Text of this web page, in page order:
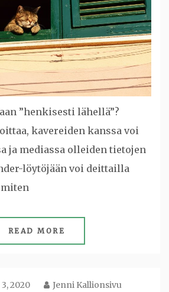
”henkisesti lähellä”?
kavereiden kanssa voi
ja mediassa olleiden tietojen
löytöjään voi deittailla
READ MORE
2020 Jenni Kallionsivu